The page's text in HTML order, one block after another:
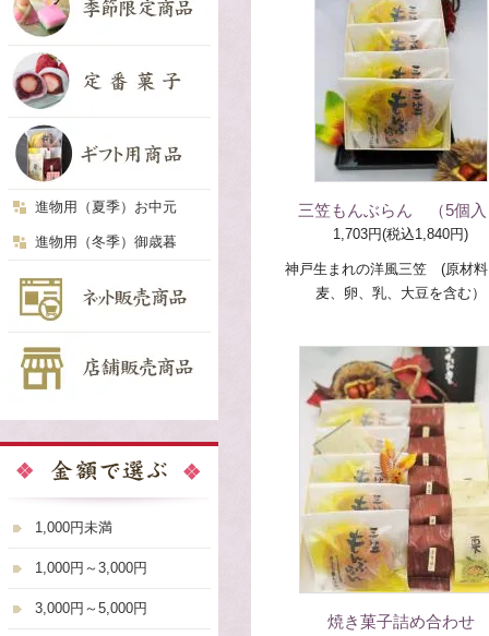
三笠もんぶらん （5個
1,703円(税込1,840円)
神戸生まれの洋風三笠 (原材
麦、卵、乳、大豆を含む）
焼き菓子詰め合わせ
進物用（夏季）お中元
進物用（冬季）御歳暮
1,000円未満
1,000円～3,000円
3,000円～5,000円